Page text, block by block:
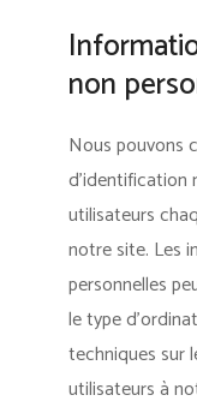
non
Nous pouvons
d’identification
utilisateurs
notre site. Les
personnelles
le type
techniques sur
utilisateurs à